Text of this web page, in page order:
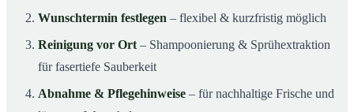
Wunschtermin festlegen – flexibel & kurzfristig möglich
Reinigung vor Ort – Shampoonierung & Sprühextraktion
für fasertiefe Sauberkeit
Abnahme & Pflegehinweise – für nachhaltige Frische und